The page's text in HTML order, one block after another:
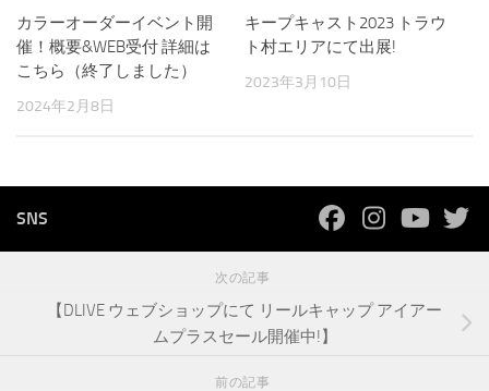
カラーオーダーイベント開
催！概要&WEB受付 詳細は
こちら（終了しました）
2024年2月8日
キープキャスト2023 トラウ
ト村エリアにて出展!
2023年3月10日
SNS
次の記事
【DLIVE ウェブショップにて リールキャップ アイアー
ムプラスセール開催中!】
前の記事